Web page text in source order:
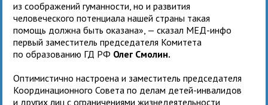
из соображений гуманности, но и развития
человеческого потенциала нашей страны такая
помощь должна быть оказана», — сказал МЕД-инфо
первый заместитель председателя Комитета
по образованию ГД РФ Олег Смолин.
Оптимистично настроена и заместитель председателя
Координационного Совета по делам детей-инвалидов
и других лиц с ограничениями жизнедеятельности